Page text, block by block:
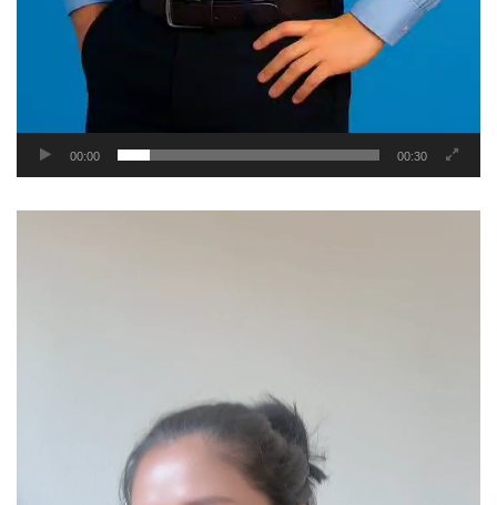
00:00 00:30